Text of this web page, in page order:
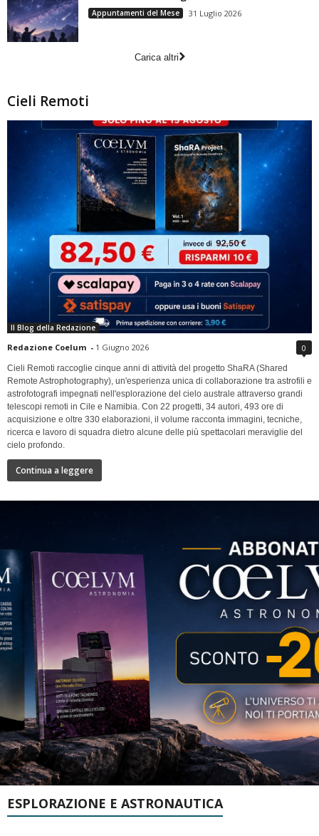
Appuntamenti del Mese 31 Luglio 2026
Carica altri
Cieli Remoti
Il Blog della Redazione
Redazione Coelum - 1 Giugno 2026 0
Cieli Remoti raccoglie cinque anni di attività del progetto ShaRA (Shared
Remote Astrophotography), un'esperienza unica di collaborazione tra astrofili e
astrofotografi impegnati nell'esplorazione del cielo australe attraverso grandi
telescopi remoti in Cile e Namibia. Con 22 progetti, 34 autori, 493 ore di
acquisizione e oltre 330 elaborazioni, il volume racconta immagini, tecniche,
ricerca e lavoro di squadra dietro alcune delle più spettacolari meraviglie del
cielo profondo.
Continua a leggere
ESPLORAZIONE E ASTRONAUTICA